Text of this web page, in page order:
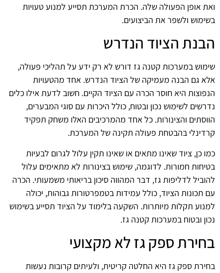
ואת אופן הפעולה שלה. הכרת המערכת תסייע למנוע טעויות
בשימוש ולשפר את הביצועים.
הבנת הציוד הנדרש
שימוש במערכות קטנה גז דורש לא רק ידע על תהליכי פעולה,
אלא גם הבנה מעמיקה של הציוד הנדרש. אחד מהטעויות
הנפוצות היא חוסר הכרה עם הציוד הקיים. חשוב לדעת אילו כלים
נדרשים לשימוש נכון ובטוח, כולל היכרות עם סוגי המבערים,
הווסתים והצינורות. כל אחד מהמרכיבים האלו משחק תפקיד
קרדינלי בהבטחת פעולה תקינה של המערכת.
כמו כן, ציוד שאינו מתאים או שאינו תקין עלול לגרום לבעיות
בטיחות חמורות. לדוגמה, שימוש בצינורות לא מתאימים עלול
להוביל לדליפות גז, דבר המהווה סיכון בריאותי משמעותי. הכרה
עם תכונות הציוד, כולל עמידות בטמפרטורות גבוהות, יכולה
למנוע תקלות מיותרות. השקעה בלימוד על הציוד תסייע בשימוש
נכון ובטוח במערכות קטנה גז.
בחירת ספק גז לא מקצועי
בחירת ספק גז היא החלטה קריטית, ולעיתים קרובות נעשות